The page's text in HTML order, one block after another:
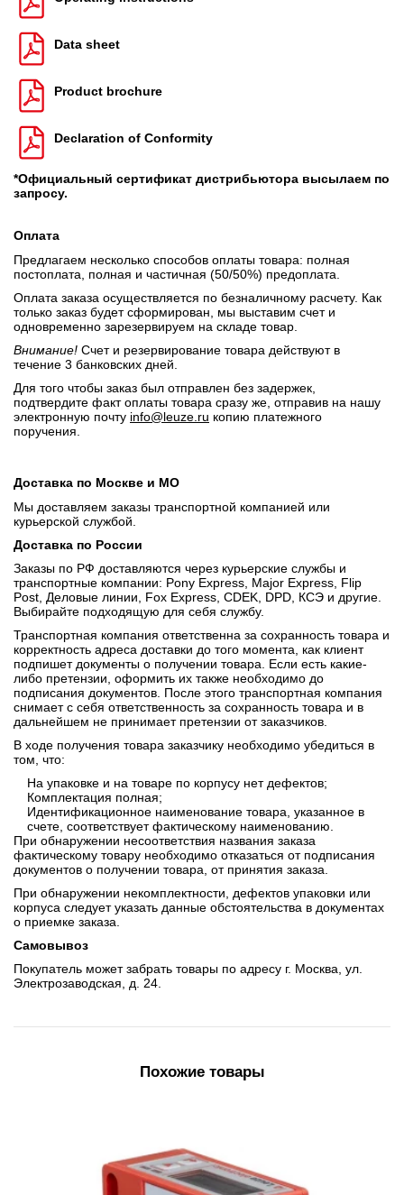
Data sheet
Product brochure
Declaration of Conformity
*Официальный сертификат дистрибьютора высылаем по
запросу.
Оплата
Предлагаем несколько способов оплаты товара: полная
постоплата, полная и частичная (50/50%) предоплата.
Оплата заказа осуществляется по безналичному расчету. Как
только заказ будет сформирован, мы выставим счет и
одновременно зарезервируем на складе товар.
Внимание! Счет и резервирование товара действуют в
течение 3 банковских дней.
Для того чтобы заказ был отправлен без задержек,
подтвердите факт оплаты товара сразу же, отправив на нашу
электронную почту info@leuze.ru копию платежного
поручения.
Доставка по Москве и МО
Мы доставляем заказы транспортной компанией или
курьерской службой.
Доставка по России
Заказы по РФ доставляются через курьерские службы и
транспортные компании: Pony Express, Major Express, Flip
Post, Деловые линии, Fox Express, CDEK, DPD, КСЭ и другие.
Выбирайте подходящую для себя службу.
Транспортная компания ответственна за сохранность товара и
корректность адреса доставки до того момента, как клиент
подпишет документы о получении товара. Если есть какие-
либо претензии, оформить их также необходимо до
подписания документов. После этого транспортная компания
снимает с себя ответственность за сохранность товара и в
дальнейшем не принимает претензии от заказчиков.
В ходе получения товара заказчику необходимо убедиться в
том, что:
На упаковке и на товаре по корпусу нет дефектов;
Комплектация полная;
Идентификационное наименование товара, указанное в
счете, соответствует фактическому наименованию.
При обнаружении несоответствия названия заказа
фактическому товару необходимо отказаться от подписания
документов о получении товара, от принятия заказа.
При обнаружении некомплектности, дефектов упаковки или
корпуса следует указать данные обстоятельства в документах
о приемке заказа.
Самовывоз
Покупатель может забрать товары по адресу г. Москва, ул.
Электрозаводская, д. 24.
Похожие товары